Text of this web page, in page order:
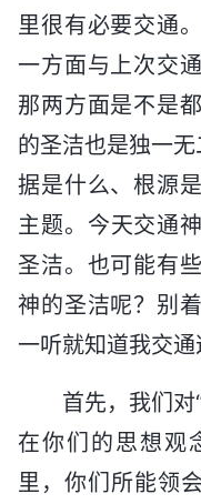
里很有必要交通
一方面与上次交
那两方面是不是
的圣洁也是独一
据是什么、根源
主题。今天交通
圣洁。也可能有
神的圣洁呢？别
一听就知道我交通
首先，我们对
在你们的思想观
里，你们所能领